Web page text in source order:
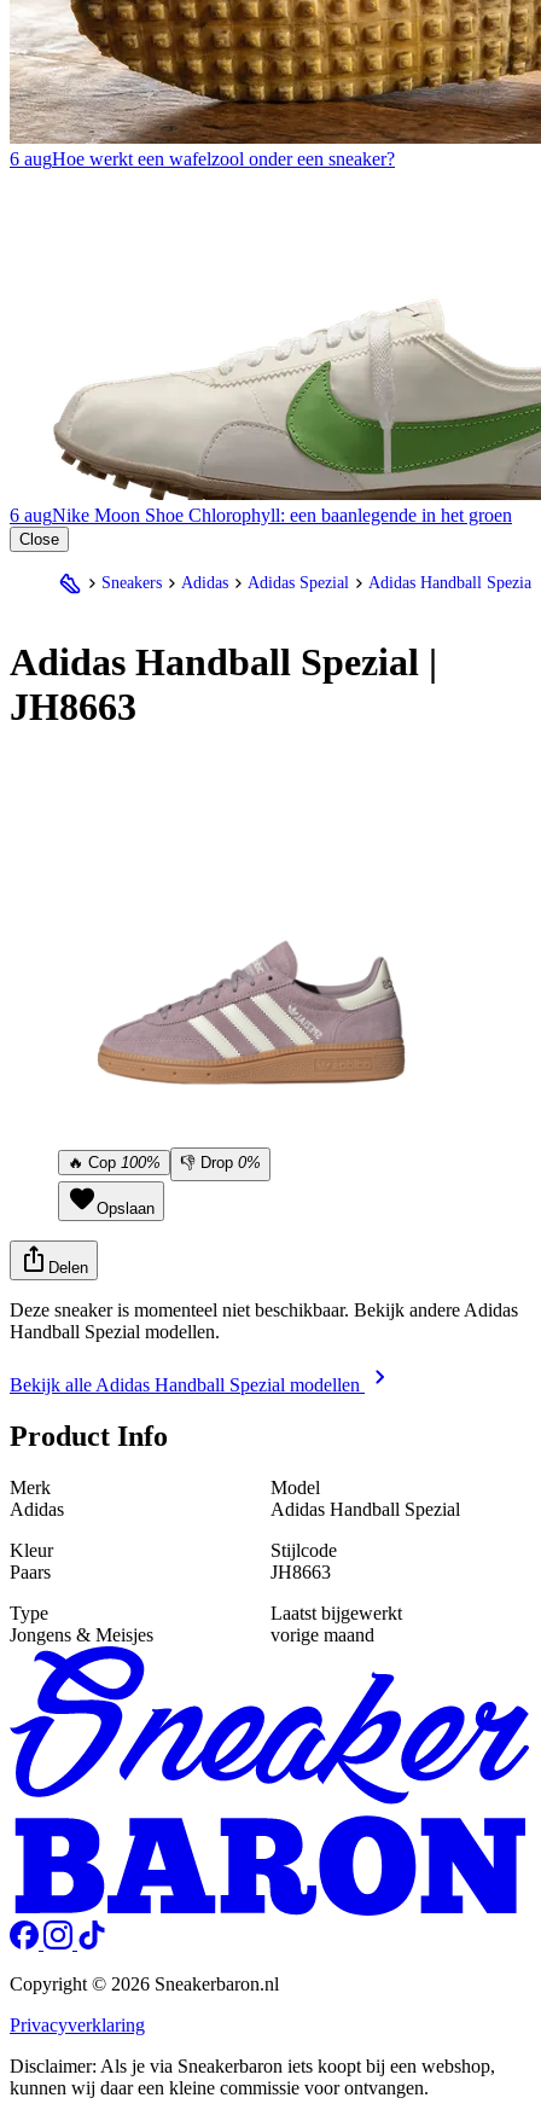
6 augHoe werkt een wafelzool onder een sneaker?
6 augNike Moon Shoe Chlorophyll: een baanlegende in het groen
Close
Sneakers Adidas Adidas Spezial Adidas Handball Spezial
Adidas Handball Spezial |
JH8663
🔥 Cop 100% 👎 Drop 0%
Opslaan
Delen
Deze sneaker is momenteel niet beschikbaar. Bekijk andere Adidas
Handball Spezial modellen.
Bekijk alle Adidas Handball Spezial modellen
Product Info
Merk
Adidas
Model
Adidas Handball Spezial
Kleur
Paars
Stijlcode
JH8663
Type
Jongens & Meisjes
Laatst bijgewerkt
vorige maand
Copyright © 2026 Sneakerbaron.nl
Privacyverklaring
Disclaimer: Als je via Sneakerbaron iets koopt bij een webshop,
kunnen wij daar een kleine commissie voor ontvangen.